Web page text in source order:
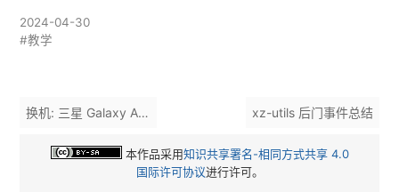
2024-04-30
#教学
换机: 三星 Galaxy A55 与体验 xz-utils 后门事件总结
本作品采用知识共享署名-相同方式共享 4.0
国际许可协议进行许可。